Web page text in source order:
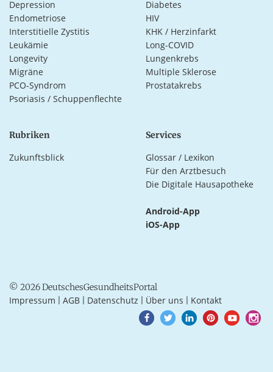
Depression
Diabetes
Endometriose
HIV
Interstitielle Zystitis
KHK / Herzinfarkt
Leukämie
Long-COVID
Longevity
Lungenkrebs
Migräne
Multiple Sklerose
PCO-Syndrom
Prostatakrebs
Psoriasis / Schuppenflechte
Rubriken
Zukunftsblick
Services
Glossar / Lexikon
Für den Arztbesuch
Die Digitale Hausapotheke
Android-App
iOS-App
© 2026 DeutschesGesundheitsPortal
Impressum AGB Datenschutz Über uns Kontakt